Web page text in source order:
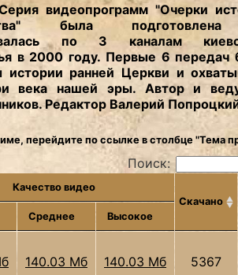
"Очерки
была
по 3 каналам
в 2000 году. Первые 6 передач
истории ранней Церкви и
века нашей эры. Автор и
Редактор Валерий
перейдите по ссылке в столбце "Тема
Поиск:
Качество видео
Скачано
Среднее Высокое
140.03 Мб 140.03 Мб 5367